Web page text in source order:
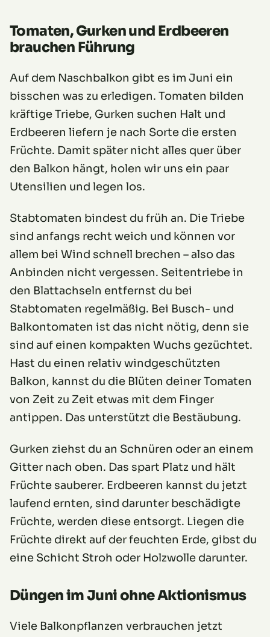
Tomaten, Gurken und Erdbeeren
brauchen Führung
Auf dem Naschbalkon gibt es im Juni ein
bisschen was zu erledigen. Tomaten bilden
kräftige Triebe, Gurken suchen Halt und
Erdbeeren liefern je nach Sorte die ersten
Früchte. Damit später nicht alles quer über
den Balkon hängt, holen wir uns ein paar
Utensilien und legen los.
Stabtomaten bindest du früh an. Die Triebe
sind anfangs recht weich und können vor
allem bei Wind schnell brechen – also das
Anbinden nicht vergessen. Seitentriebe in
den Blattachseln entfernst du bei
Stabtomaten regelmäßig. Bei Busch- und
Balkontomaten ist das nicht nötig, denn sie
sind auf einen kompakten Wuchs gezüchtet.
Hast du einen relativ windgeschützten
Balkon, kannst du die Blüten deiner Tomaten
von Zeit zu Zeit etwas mit dem Finger
antippen. Das unterstützt die Bestäubung.
Gurken ziehst du an Schnüren oder an einem
Gitter nach oben. Das spart Platz und hält
Früchte sauberer. Erdbeeren kannst du jetzt
laufend ernten, sind darunter beschädigte
Früchte, werden diese entsorgt. Liegen die
Früchte direkt auf der feuchten Erde, gibst du
eine Schicht Stroh oder Holzwolle darunter.
Düngen im Juni ohne Aktionismus
Viele Balkonpflanzen verbrauchen jetzt